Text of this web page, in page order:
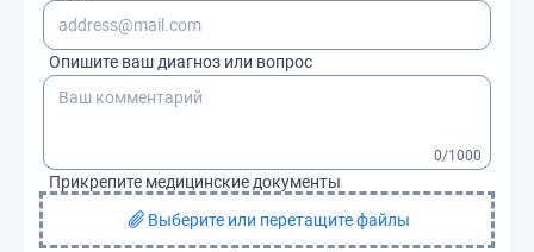
Опишите ваш диагноз или вопрос
0/1000
Прикрепите медицинские документы
Выберите или перетащите файлы